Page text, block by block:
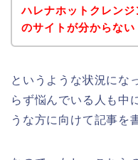
ハレナホットクレン
のサイトが分からない
というような状況にな
らず悩んでいる人も中
うな方に向けて記事を